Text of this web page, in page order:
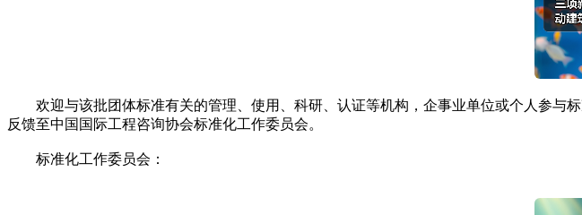
欢迎与该批团体标准有关的管理、使用、科研、认证等机构，企事业单位或个人参与
反馈至中国国际工程咨询协会标准化工作委员会。
标准化工作委员会：